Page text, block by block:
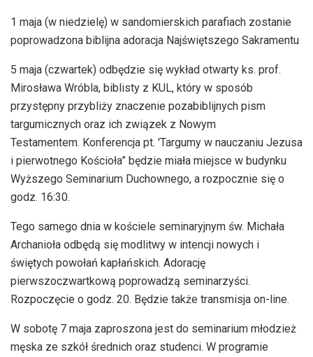
1 maja (w niedzielę) w sandomierskich parafiach zostanie
poprowadzona biblijna adoracja Najświętszego Sakramentu
5 maja (czwartek) odbędzie się wykład otwarty ks. prof.
Mirosława Wróbla, biblisty z KUL, który w sposób
przystępny przybliży znaczenie pozabiblijnych pism
targumicznych oraz ich związek z Nowym
Testamentem. Konferencja pt. 'Targumy w nauczaniu Jezusa
i pierwotnego Kościoła” będzie miała miejsce w budynku
Wyższego Seminarium Duchownego, a rozpocznie się o
godz. 16:30.
Tego samego dnia w kościele seminaryjnym św. Michała
Archanioła odbędą się modlitwy w intencji nowych i
świętych powołań kapłańskich. Adorację
pierwszoczwartkową poprowadzą seminarzyści.
Rozpoczęcie o godz. 20. Będzie także transmisja on-line.
W sobotę 7 maja zaproszona jest do seminarium młodzież
męska ze szkół średnich oraz studenci. W programie